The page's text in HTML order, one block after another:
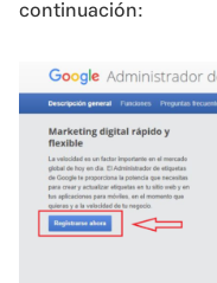
continuación: